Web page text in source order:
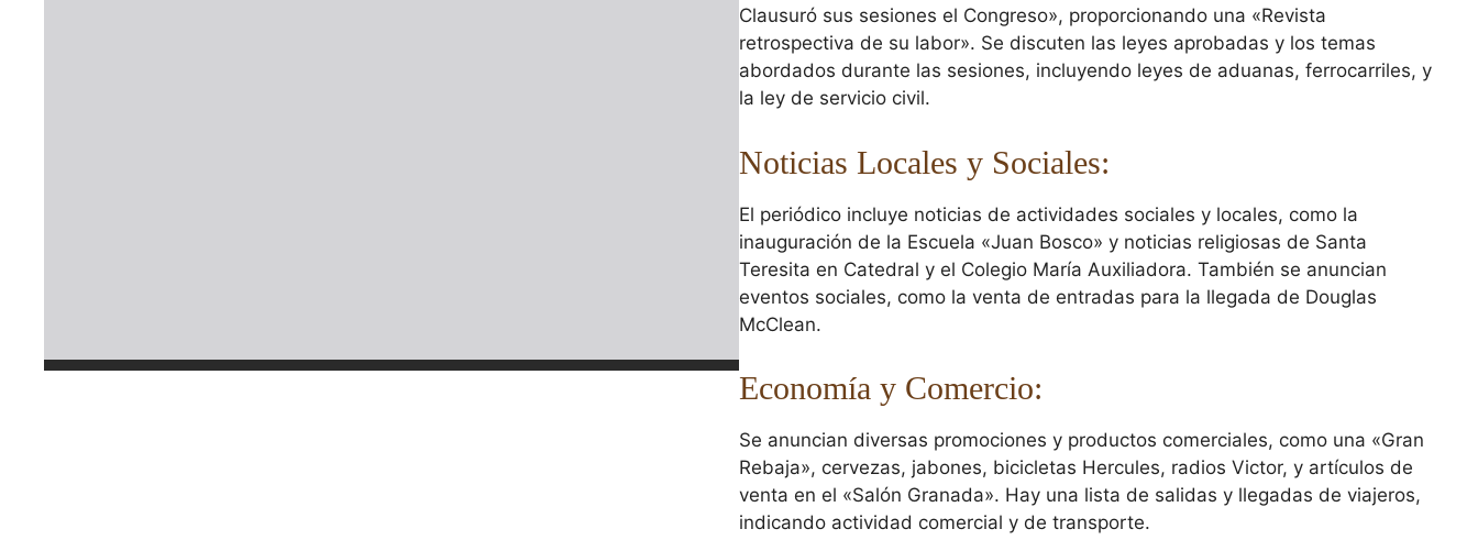
Clausuró sus sesiones el Congreso», proporcionando una «Revista
retrospectiva de su labor». Se discuten las leyes aprobadas y los temas
abordados durante las sesiones, incluyendo leyes de aduanas, ferrocarriles, y
la ley de servicio civil.
Noticias Locales y Sociales:
El periódico incluye noticias de actividades sociales y locales, como la
inauguración de la Escuela «Juan Bosco» y noticias religiosas de Santa
Teresita en Catedral y el Colegio María Auxiliadora. También se anuncian
eventos sociales, como la venta de entradas para la llegada de Douglas
McClean.
Economía y Comercio:
Se anuncian diversas promociones y productos comerciales, como una «Gran
Rebaja», cervezas, jabones, bicicletas Hercules, radios Victor, y artículos de
venta en el «Salón Granada». Hay una lista de salidas y llegadas de viajeros,
indicando actividad comercial y de transporte.